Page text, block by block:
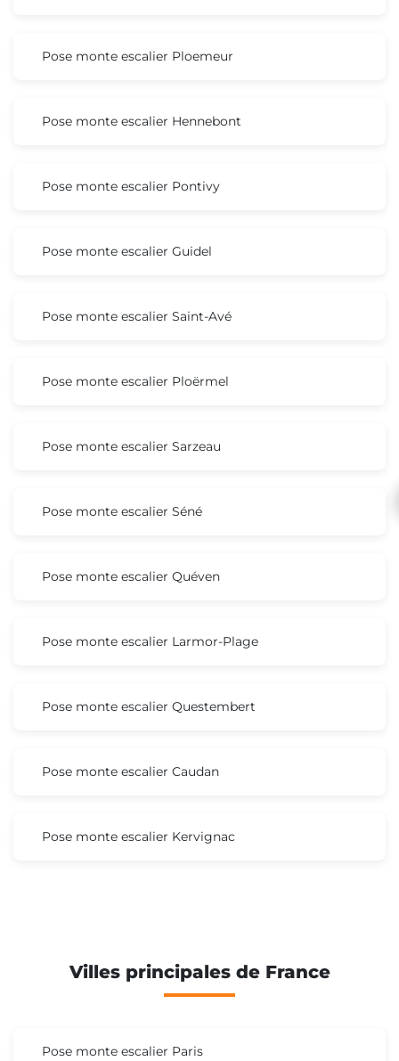
Pose monte escalier Ploemeur
Pose monte escalier Hennebont
Pose monte escalier Pontivy
Pose monte escalier Guidel
Pose monte escalier Saint-Avé
Pose monte escalier Ploërmel
Pose monte escalier Sarzeau
Pose monte escalier Séné
Pose monte escalier Quéven
Pose monte escalier Larmor-Plage
Pose monte escalier Questembert
Pose monte escalier Caudan
Pose monte escalier Kervignac
Villes principales de France
Pose monte escalier Paris